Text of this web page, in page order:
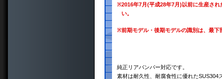
※2016年7月(平成28年7月)以前に生産さ
い。
※前期モデル・後期モデルの識別は、最
純正リアバンパー対応です。
素材は耐久性、耐腐食性に優れたSUS304